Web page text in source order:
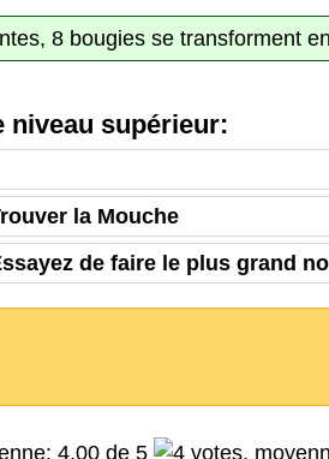
8 bougies se transforment
niveau supérieur:
la Mouche
de faire le plus grand